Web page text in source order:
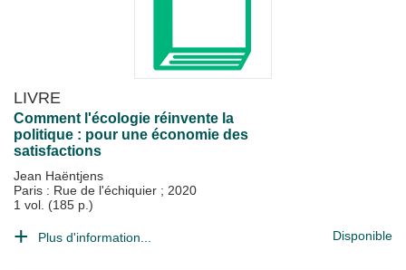
LIVRE
Comment l'écologie réinvente la
politique : pour une économie des
satisfactions
Jean Haëntjens
Paris : Rue de l'échiquier ; 2020
1 vol. (185 p.)
Plus d'information... Disponible